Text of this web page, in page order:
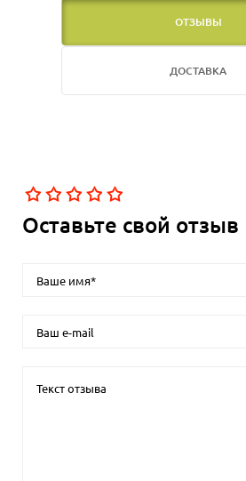
ОТЗЫВЫ
ДОСТАВКА
Оставьте свой отзыв